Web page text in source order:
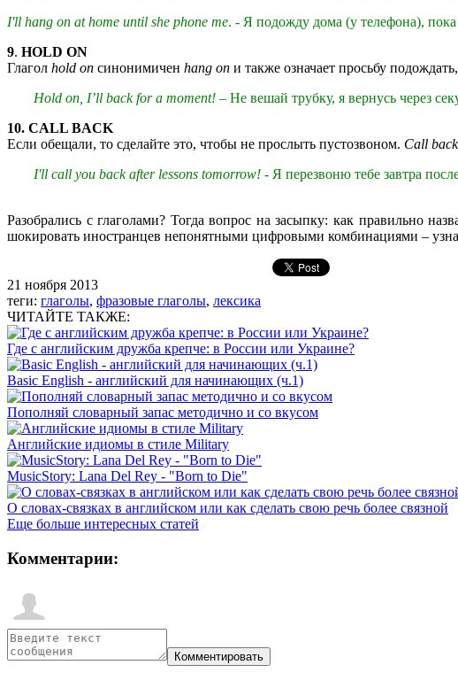
I'll hang on at home until she phone me. - Я подожду дома (у телефона),
9. HOLD ON
Глагол hold on синонимичен hang on и также означает просьбу
Hold on, I’ll back for a moment! – Не вешай трубку, я вернусь через
10. CALL BACK
Если обещали, то сделайте это, чтобы не прослыть пустозвоном. Call back
I'll call you back after lessons tomorrow! - Я перезвоню тебе завтра
Разобрались с глаголами? Тогда вопрос на засыпку: как правильно
шокировать иностранцев непонятными цифровыми комбинациями –
21 ноября 2013
теги: глаголы, фразовые глаголы, лексика
ЧИТАЙТЕ ТАКЖЕ:
Где с английским дружба крепче: в России или Украине?
Basic English - английский для начинающих (ч.1)
Пополняй словарный запас методично и со вкусом
Английские идиомы в стиле Military
MusicStory: Lana Del Rey - "Born to Die"
О словах-связках в английском или как сделать свою речь более связной
Еще больше интересных статей
Комментарии: